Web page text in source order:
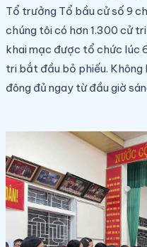
Tổ trưởng Tổ bầu cử số 9
chúng tôi có hơn 1.300 cử
khai mạc được tổ chức lúc
tri bắt đầu bỏ phiếu.
đông đủ ngay từ đầu giờ